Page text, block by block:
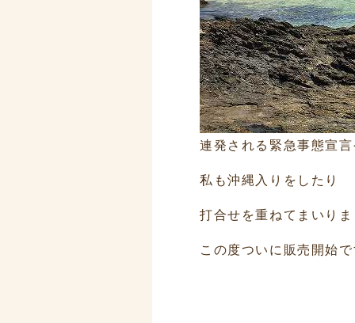
連発される緊急事態宣
私も沖縄入りをしたり
打合せを重ねてまいり
この度ついに販売開始